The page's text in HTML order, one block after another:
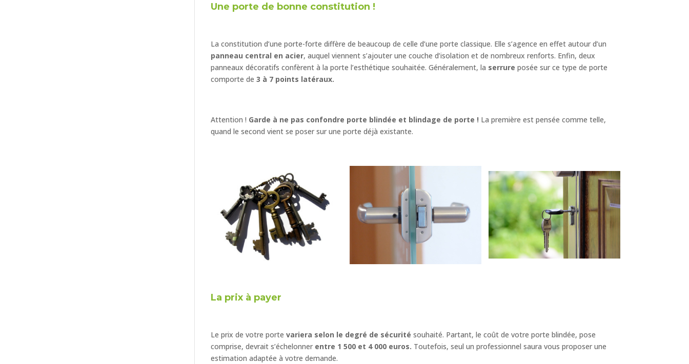
Une porte de bonne constitution !
La constitution d’une porte-forte diffère de beaucoup de celle d’une porte classique. Elle s’agence en effet autour d’un
panneau central en acier, auquel viennent s’ajouter une couche d’isolation et de nombreux renforts. Enfin, deux
panneaux décoratifs confèrent à la porte l’esthétique souhaitée. Généralement, la serrureposée sur ce type de porte
comporte de3 à 7 points latéraux.
Attention ! Garde à ne pas confondre porte blindée et blindage de porte ! La première est pensée comme telle,
quand le second vient se poser sur une porte déjà existante.
La prix à payer
Le prix de votre portevariera selon le degré de sécuritésouhaité. Partant, le coût de votre porte blindée, pose
comprise, devrait s’échelonner entre 1 500 et 4 000 euros. Toutefois, seul un professionnel saura vous proposer une
estimation adaptée à votre demande.